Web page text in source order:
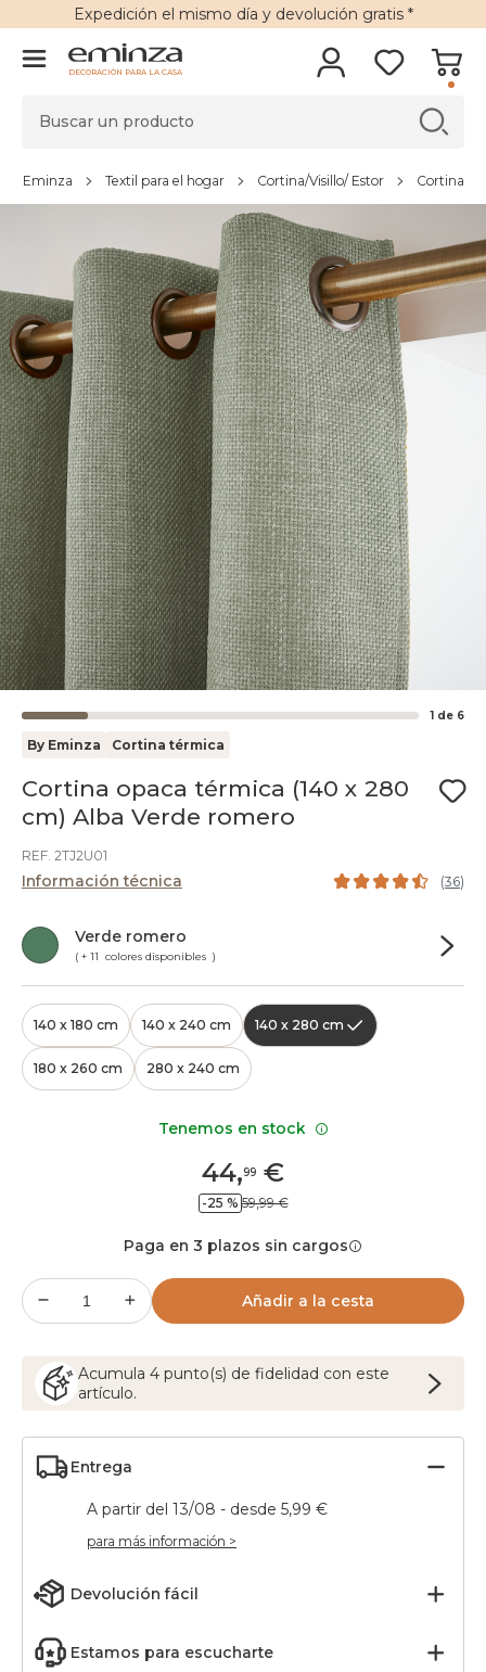
Expedición el mismo día y devolución gratis*
DECORACIÓN PARA LA CASA
Eminza Textil para el hogar Cortina/Visillo/ Estor Cortina
1 de 6
By Eminza Cortina térmica
Cortina opaca térmica (140 x 280
cm) Alba Verde romero
REF. 2TJ2U01
Información técnica (36)
Verde romero
( + 11 colores disponibles )
140 x 180 cm 140 x 240 cm 140 x 280 cm
180 x 260 cm 280 x 240 cm
44,99 €
-25 % 59,99 €
Paga en 3 plazos sin cargos
Añadir a la cesta
Acumula 4 punto(s) de fidelidad con este
artículo.
Entrega
A partir del 13/08 - desde 5,99 €
para más información >
Devolución fácil
Estamos para escucharte